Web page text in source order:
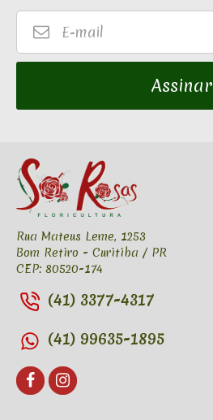
E-
Assinar
Rua Mateus Leme, 1253
Bom Retiro - Curitiba / PR
CEP: 80520-174
(41) 3377-4317
(41) 99635-1895